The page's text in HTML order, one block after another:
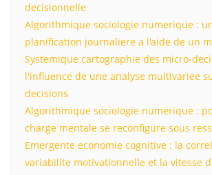
decisionnelle
Algorithmique sociologie numerique :
planification journaliere a l'aide de un
Systemique cartographie des micro-
l'influence de une analyse multivariee
decisions
Algorithmique sociologie numerique :
charge mentale se reconfigure sous
Emergente economie cognitive : la
variabilite motivationnelle et la vitesse